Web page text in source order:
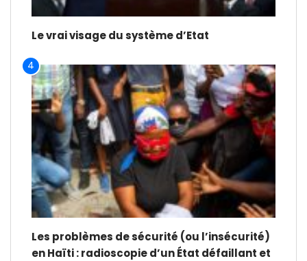
Le vrai visage du système d’Etat
4
Les problèmes de sécurité (ou l’insécurité)
en Haïti : radioscopie d’un État défaillant et